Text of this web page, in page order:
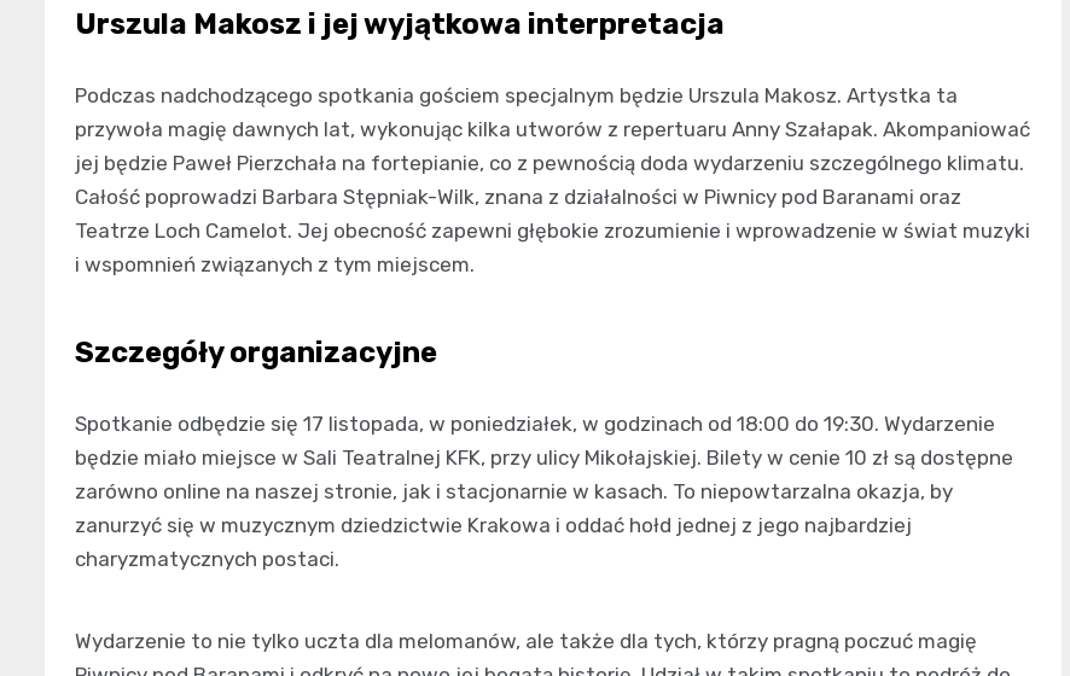
Urszula Makosz i jej wyjątkowa interpretacja
Podczas nadchodzącego spotkania gościem specjalnym będzie Urszula Makosz. Artystka ta
przywoła magię dawnych lat, wykonując kilka utworów z repertuaru Anny Szałapak. Akompaniować
jej będzie Paweł Pierzchała na fortepianie, co z pewnością doda wydarzeniu szczególnego klimatu.
Całość poprowadzi Barbara Stępniak-Wilk, znana z działalności w Piwnicy pod Baranami oraz
Teatrze Loch Camelot. Jej obecność zapewni głębokie zrozumienie i wprowadzenie w świat muzyki
i wspomnień związanych z tym miejscem.
Szczegóły organizacyjne
Spotkanie odbędzie się 17 listopada, w poniedziałek, w godzinach od 18:00 do 19:30. Wydarzenie
będzie miało miejsce w Sali Teatralnej KFK, przy ulicy Mikołajskiej. Bilety w cenie 10 zł są dostępne
zarówno online na naszej stronie, jak i stacjonarnie w kasach. To niepowtarzalna okazja, by
zanurzyć się w muzycznym dziedzictwie Krakowa i oddać hołd jednej z jego najbardziej
charyzmatycznych postaci.
Wydarzenie to nie tylko uczta dla melomanów, ale także dla tych, którzy pragną poczuć magię